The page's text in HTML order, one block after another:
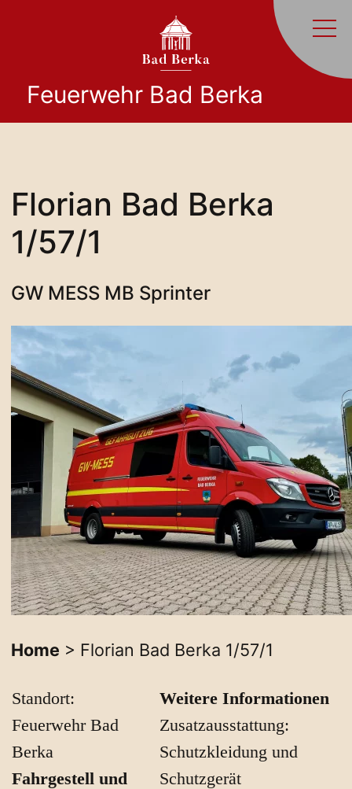
Feuerwehr Bad Berka
Florian Bad Berka
1/57/1
GW MESS MB Sprinter
Home > Florian Bad Berka 1/57/1
Standort:
Feuerwehr Bad
Berka
Fahrgestell und
Weitere Informationen
Zusatzausstattung:
Schutzkleidung und
Schutzgerät